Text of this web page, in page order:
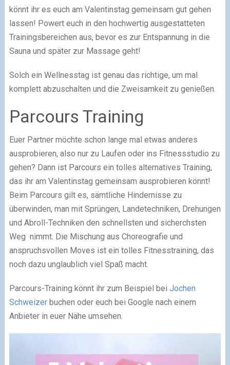
könnt ihr es euch am Valentinstag gemeinsam gut gehen
lassen! Powert euch in den hochwertig ausgestatteten
Trainingsbereichen aus, bevor es zur Entspannung in die
Sauna und später zur Massage geht!
Solch ein Wellnesstag ist genau das richtige, um mal
komplett abzuschalten und die Zweisamkeit zu genießen.
Parcours Training
Euer Partner möchte schon lange mal etwas anderes
ausprobieren, also nur zu Laufen oder ins Fitnessstudio zu
gehen? Dann ist Parcours ein tolles alternatives Training,
das ihr am Valentinstag gemeinsam ausprobieren könnt!
Beim Parcours gilt es, sämtliche Hindernisse zu
überwinden, man mit Sprüngen, Landetechniken, Drehungen
und Abroll-Techniken den schnellsten und sicherchsten
Weg nimmt. Die Mischung aus Choreografie und
anspruchsvollen Moves ist ein tolles Fitnesstraining, das
noch dazu unglaublich viel Spaß macht.
Parcours-Training könnt ihr zum Beispiel bei Jochen
Schweizerbuchen oder euch bei Google nach einem
Anbieter in euer Nähe umsehen.